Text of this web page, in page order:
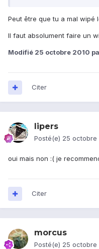
Peut être que tu a mal wipé
Il faut absolument faire un
Modifié 25 octobre 2010
Citer
lipers
Posté(e) 25 octobre
oui mais non :( je
Citer
morcus
Posté(e) 25 octobre